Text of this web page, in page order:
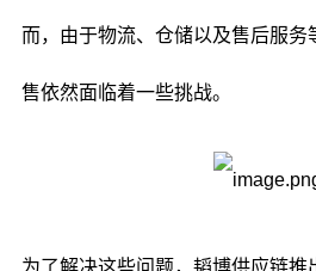
而，由于物流、仓储以及售后服务
售依然面临着一些挑战。
为了解决这些问题，韬博供应链推